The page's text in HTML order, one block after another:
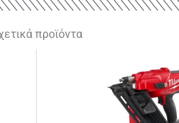
προϊόντα